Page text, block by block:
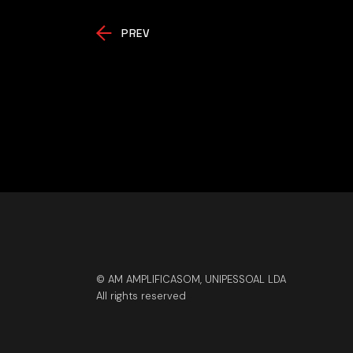
PREV
© AM AMPLIFICASOM, UNIPESSOAL LDA
All rights reserved